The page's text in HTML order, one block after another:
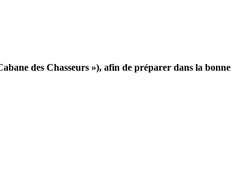
des Chasseurs »), afin de préparer dans la bonne